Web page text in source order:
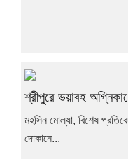
শ্রীপুরে ভয়াবহ
মহসিন মোল্যা, বিশেষ
দোকানে...